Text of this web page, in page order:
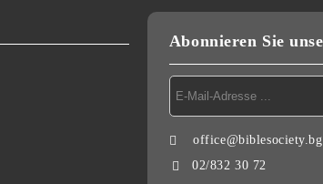
Abonnieren Sie
office@biblesociety.bg
02/832 30 72